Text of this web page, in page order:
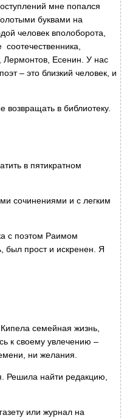
мне попался
буквами на
человек вполоборота,
Лермонтов, Есенин. У нас
– это близкий человек, и
возвращать в библиотеку.
в пятикратном
сочинениями и с легким
с поэтом Раимом
был прост и искренен. Я
семейная жизнь,
к своему увлечению –
ни желания.
Решила найти редакцию,
или журнал на